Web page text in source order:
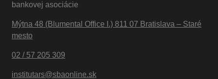
bankovej asociácie
Mýtna 48 (Blumental Office I.) 811 07 Bratislava – Staré
mesto
02 / 57 205 309
institutars@sbaonline.sk